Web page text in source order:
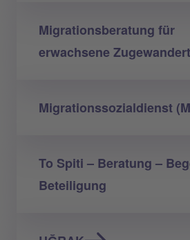
Migrationsberatung für
erwachsene
Migrationssozialdienst
To Spiti – Beratung –
Beteiligung